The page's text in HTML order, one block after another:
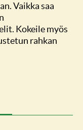
Vaikka saa
Kokeile myös
rahkan